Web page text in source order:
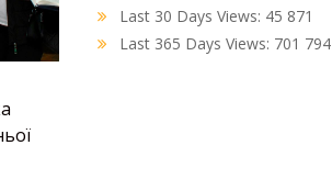
Last 30 Days Views: 45 871
Last 365 Days Views: 701 794